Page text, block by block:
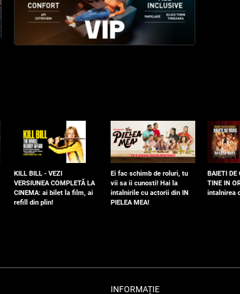
KILL BILL - VEZI
VERSIUNEA COMPLETĂ LA
CINEMA: ai bilet la film, ai
refill din plin!
Ei fac schimb de roluri, tu
vii sa ii cunosti! Hai la
intalnirile cu actorii din IN
PIELEA MEA!
BAIETI
TINE IN
intalnirea
INFORMAȚIE